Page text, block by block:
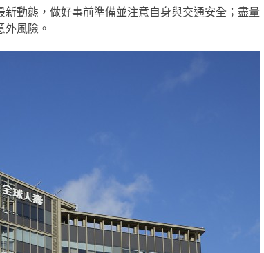
動態，做好事前準備並注意自身與交通安全；盡量
風險。